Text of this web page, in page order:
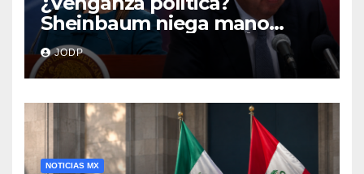
Sheinbaum niega mano
negra en captura de Ángel
Aguirre
JODP
NOTICIAS MX